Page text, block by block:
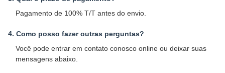
Pagamento de 100% T/T antes do envio.
4. Como posso fazer outras perguntas?
Você pode entrar em contato conosco online ou deixar suas
mensagens abaixo.